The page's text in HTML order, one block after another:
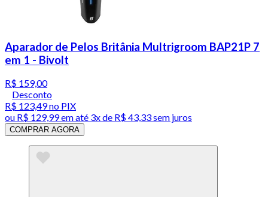
Aparador de Pelos Britânia Multrigroom BAP21P 7
em 1 - Bivolt
R$ 159,00
Desconto
R$ 123,49no PIX
ou R$ 129,99em até 3x de R$ 43,33 sem juros
COMPRAR AGORA